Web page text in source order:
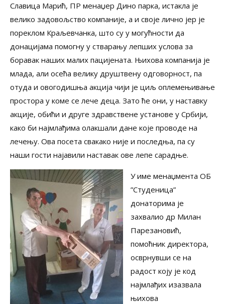
Славица Марић, ПР менаџер Дино парка, истакла је
велико задовољство компаније, а и своје лично јер је
пореклом Краљевчанка, што су у могућности да
донацијама помогну у стварању лепших услова за
боравак наших малих пацијената. Њихова компанија је
млада, али осећа велику друштвену одговорност, па
отуда и овогодишња акција чији је циљ оплемењивање
простора у коме се лече деца. Зато ће они, у наставку
акције, обићи и друге здравствене установе у Србији,
како би најмлађима олакшали дане које проводе на
лечењу. Ова посета свакако није и последња, па су
наши гости најавили наставак ове лепе сарадње.
У име менаџмента ОБ
”Студеница”
донаторима је
захвалио др Милан
Парезановић,
помоћник директора,
осврнувши се на
радост коју је код
најмлађих изазвала
њихова